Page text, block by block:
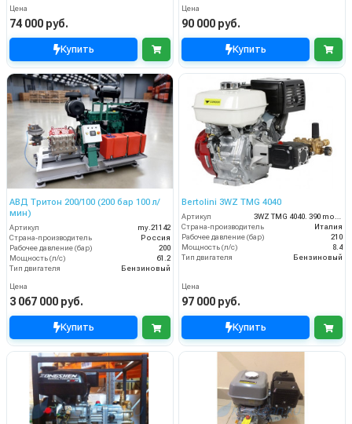
Цена
74 000 руб.
Купить
Цена
90 000 руб.
Купить
АВД Тритон 200/100 (200 бар 100 л/
мин)
Артикул
my.21142
Страна-производитель
Россия
Рабочее давление (бар)
200
Мощность (л/с)
61.2
Тип двигателя
Бензиновый
Цена
3 067 000 руб.
Купить
Bertolini 3WZ TMG 4040
Артикул
3WZ TMG 4040. 390 moto
Страна-производитель
Италия
Рабочее давление (бар)
210
Мощность (л/с)
8.4
Тип двигателя
Бензиновый
Цена
97 000 руб.
Купить